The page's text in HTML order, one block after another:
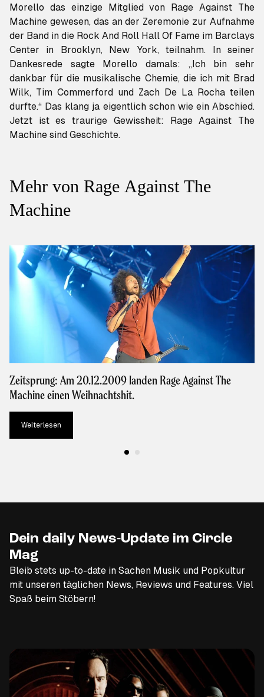
Morello das einzige Mitglied von Rage Against The
Machine gewesen, das an der Zeremonie zur Aufnahme
der Band in die Rock And Roll Hall Of Fame im Barclays
Center in Brooklyn, New York, teilnahm. In seiner
Dankesrede sagte Morello damals: „Ich bin sehr
dankbar für die musikalische Chemie, die ich mit Brad
Wilk, Tim Commerford und Zach De La Rocha teilen
durfte.“ Das klang ja eigentlich schon wie ein Abschied.
Jetzt ist es traurige Gewissheit: Rage Against The
Machine sind Geschichte.
Mehr von Rage Against The
Machine
Zeitsprung: Am 20.12.2009 landen Rage Against The
Machine einen Weihnachtshit.
Weiterlesen
Dein daily News-Update im Circle
Mag
Bleib stets up-to-date in Sachen Musik und Popkultur
mit unseren täglichen News, Reviews und Features. Viel
Spaß beim Stöbern!